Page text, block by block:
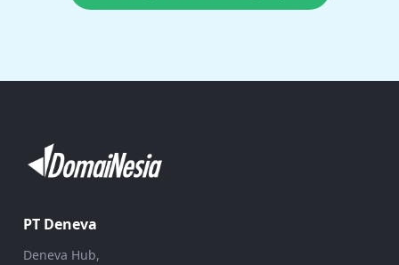
PT Deneva
Deneva Hub,